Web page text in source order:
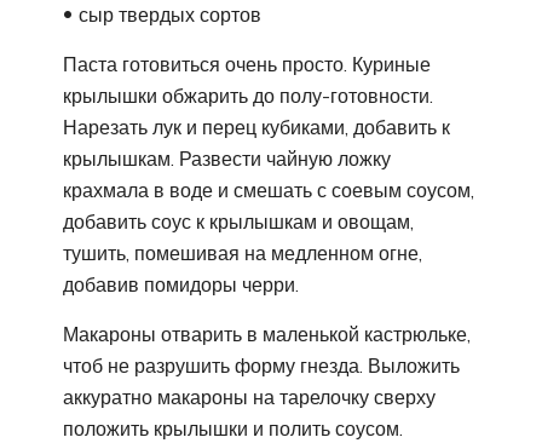
сыр твердых сортов
Паста готовиться очень просто. Куриные
крылышки обжарить до полу-готовности.
Нарезать лук и перец кубиками, добавить к
крылышкам. Развести чайную ложку
крахмала в воде и смешать с соевым соусом,
добавить соус к крылышкам и овощам,
тушить, помешивая на медленном огне,
добавив помидоры черри.
Макароны отварить в маленькой кастрюльке,
чтоб не разрушить форму гнезда. Выложить
аккуратно макароны на тарелочку сверху
положить крылышки и полить соусом.